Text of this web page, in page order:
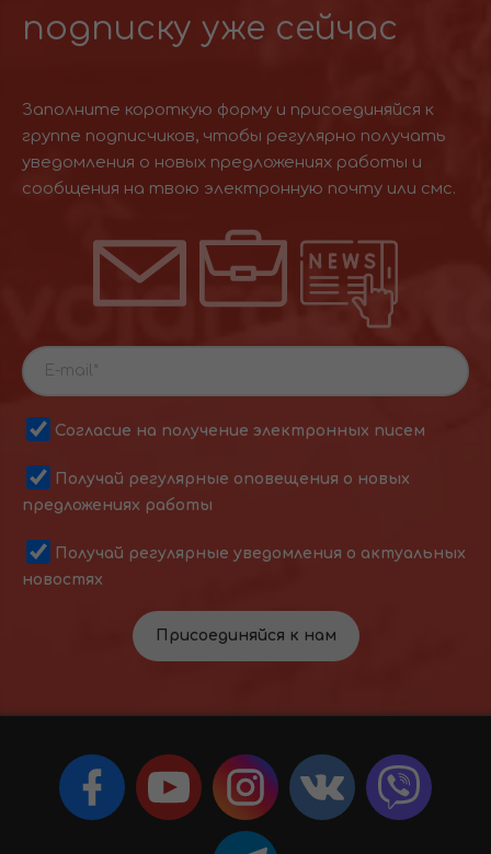
подписку уже сейчас
Заполните короткую форму и присоединяйся к
группе подписчиков, чтобы регулярно получать
уведомления о новых предложениях работы и
сообщения на твою электронную почту или смс.
Согласие на получение электронных писем
Получай регулярные оповещения о новых
предложениях работы
Получай регулярные уведомления о актуальных
новостях
Присоединяйся к нам